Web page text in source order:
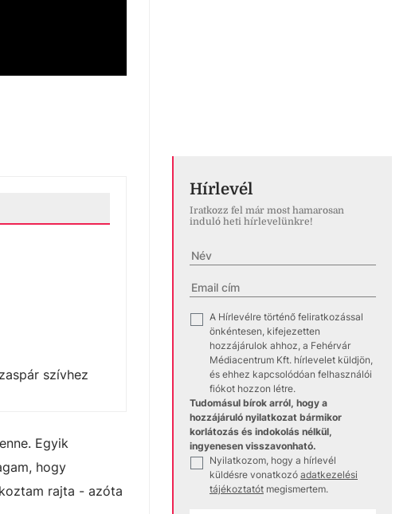
szívhez
Egyik
hogy
rajta - azóta
Hírlevél
Iratkozz fel már most hamarosan
induló heti hírlevelünkre!
✓
A Hírlevélre történő feliratkozással
önkéntesen, kifejezetten
hozzájárulok ahhoz, a Fehérvár
Médiacentrum Kft. hírlevelet küldjön,
és ehhez kapcsolódóan felhasználói
fiókot hozzon létre.
Tudomásul bírok arról, hogy a
hozzájáruló nyilatkozat bármikor
korlátozás és indokolás nélkül,
ingyenesen visszavonható.
✓
Nyilatkozom, hogy a hírlevél
küldésre vonatkozó adatkezelési
tájékoztatót megismertem.